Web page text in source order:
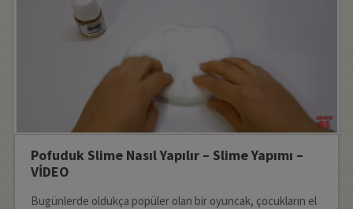
Pofuduk Slime Nasıl Yapılır – Slime Yapımı –
VİDEO
Bugünlerde oldukça popüler olan bir oyuncak, çocukların el